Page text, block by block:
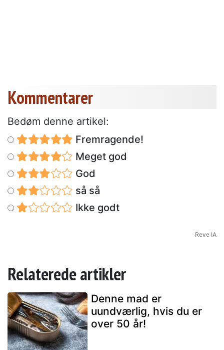
Kommentarer
Bedøm denne artikel:
Fremragende!
Meget god
God
så så
Ikke godt
Reve IA
Relaterede artikler
Denne mad er
uundværlig, hvis du er
over 50 år!